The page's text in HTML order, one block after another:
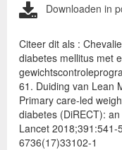
Downloaden in
Citeer dit als :
diabetes mellitus met
61. Duiding van Lean
Primary care-led
diabetes (DiRECT):
Lancet
6736(17)33102-1